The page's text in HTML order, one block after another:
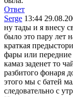
Ответ
Serge 13:44
ну тады и я внесу
было это пару лет
краткая
фары или передние
камаз заденет то
разбитого фонаря
этого мы с батей
следовательно с